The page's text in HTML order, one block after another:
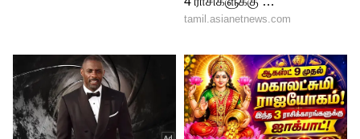
ஐரோப்பிய நாடுகளே பிடித்துள்ளன.
சிக்கி தவிக்கும் உக்ரைன் 92வது இடத்தை
பிடித்துள்ளன.
17 மணி நேரம் தூங்காமல் கேம்